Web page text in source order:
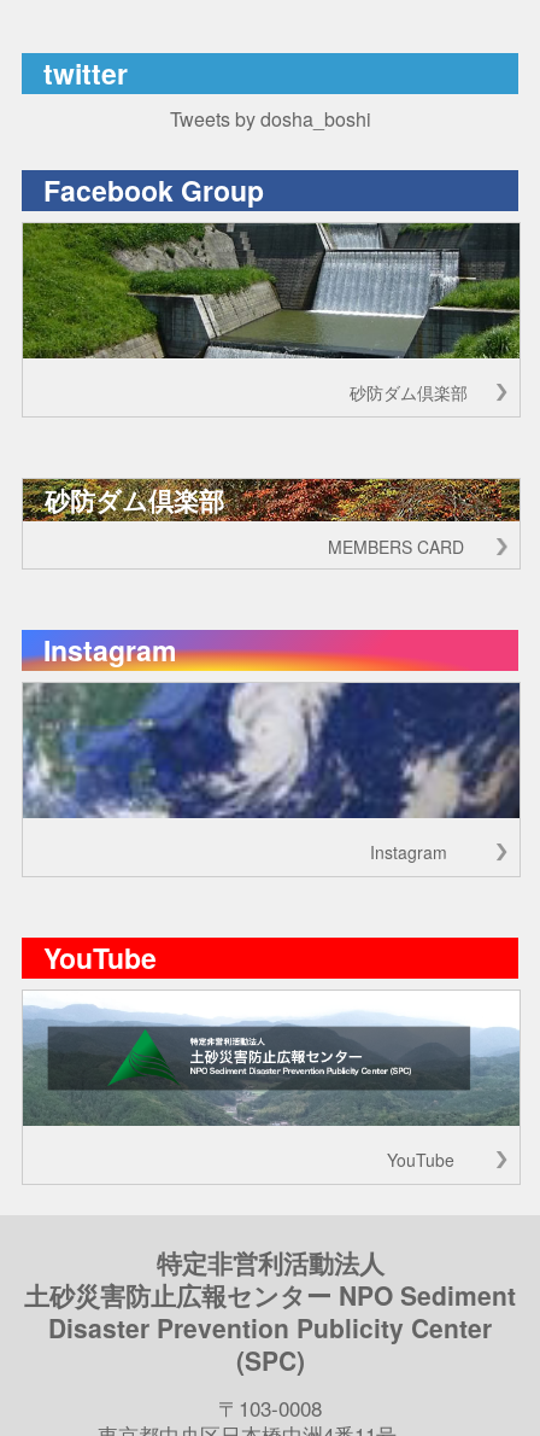
twitter
Tweets by dosha_boshi
Facebook Group
砂防ダム倶楽部
砂防ダム倶楽部
MEMBERS CARD
Instagram
Instagram
YouTube
YouTube
特定非営利活動法人
土砂災害防止広報センター NPO Sediment
Disaster Prevention Publicity Center
(SPC)
〒103-0008